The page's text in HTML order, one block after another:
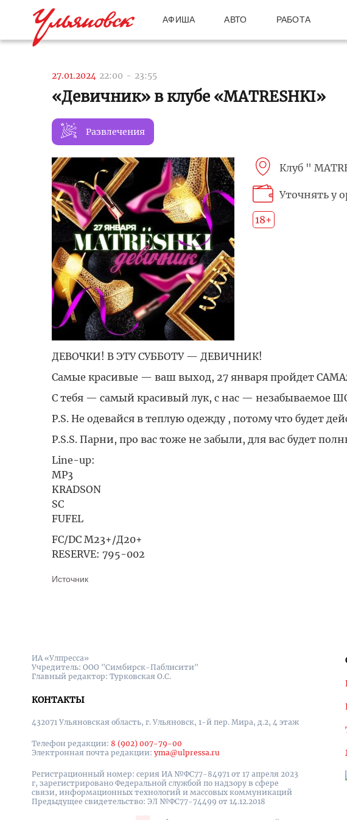
АФИША АВТО РАБОТА
27.01.2024 22:00 - 23:55
«Девичник» в клубе «MATRЕSHKI»
Развлечения
Клуб "
Уточнять у
18+
ДЕВОЧКИ! В ЭТУ СУББОТУ — ДЕВИЧНИК!
Самые красивые — ваш выход, 27 января пройдет
С тебя — самый красивый лук, с нас — незабываемое
P.S. Не одевайся в теплую одежду , потому что будет
P.S.S. Парни, про вас тоже не забыли, для вас будет
Line-up:
MP3
KRADSON
SC
FUFEL
FC/DC М23+/Д20+
RESERVE: 795-002
Источник
ИА «Улпресса»
Учредитель: ООО "Симбирск-Паблисити"
Главный редактор: Турковская О.С.
КОНТАКТЫ
432071 Ульяновская область, г. Ульяновск, 1-й пер. Мира, д.2, 4 этаж
Телефон редакции: 8 (902) 007-79-00
Электронная почта редакции: yma@ulpressa.ru
Регистрационный номер: серия ИА №ФС77-84971 от 17 апреля 2023
г, зарегистрировано Федеральной службой по надзору в сфере
связи, информационных технологий и массовых коммуникаций
Предыдущее свидетельство: ЭЛ №ФС77-74499 от 14.12.2018